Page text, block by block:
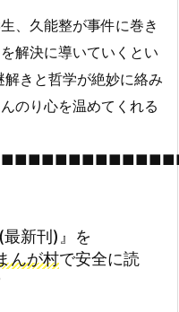
、久能整が事件に巻き
解決に導いていくとい
きと哲学が絶妙に絡み
のり心を温めてくれる
新刊)』を
んが村で安全に読